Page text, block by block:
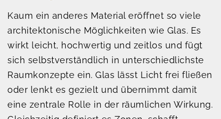
Kaum ein anderes Material eröffnet so viele
architektonische Möglichkeiten wie Glas. Es
wirkt leicht, hochwertig und zeitlos und fügt
sich selbstverständlich in unterschiedlichste
Raumkonzepte ein. Glas lässt Licht frei fließen
oder lenkt es gezielt und übernimmt damit
eine zentrale Rolle in der räumlichen Wirkung.